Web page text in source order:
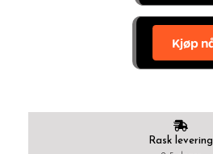
Rask levering